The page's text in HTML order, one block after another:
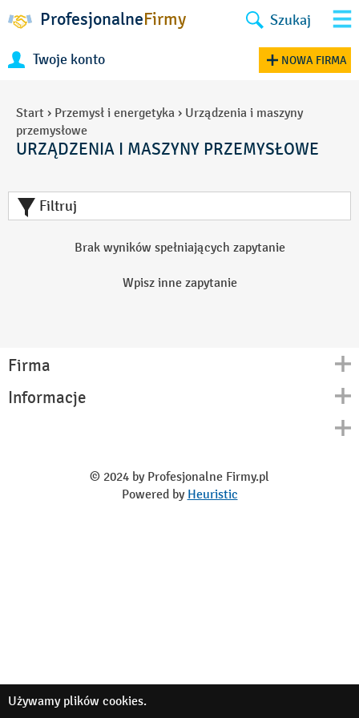
ProfesjonalneFirmy Szukaj
Twoje konto NOWA FIRMA
Start › Przemysł i energetyka › Urządzenia i maszyny
przemysłowe
URZĄDZENIA I MASZYNY PRZEMYSŁOWE
Filtruj
Brak wyników spełniających zapytanie
Wpisz inne zapytanie
Firma
Kontakt
Informacje
© 2024 by Profesjonalne Firmy.pl
Powered by Heuristic
Używamy plików cookies.